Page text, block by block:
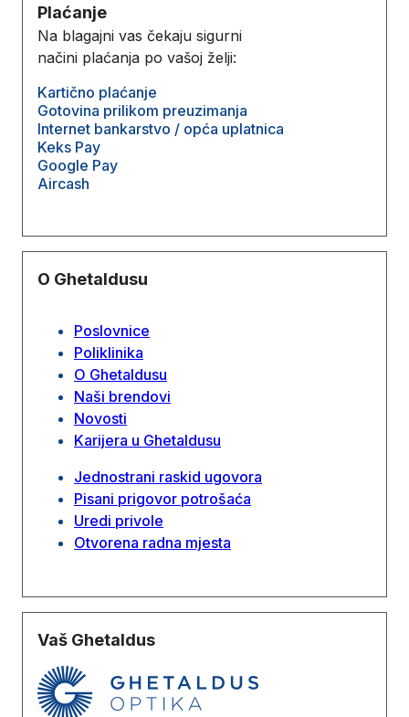
Plaćanje
Na blagajni vas čekaju sigurni
načini plaćanja po vašoj želji:
Kartično plaćanje
Gotovina prilikom preuzimanja
Internet bankarstvo / opća uplatnica
Keks Pay
Google Pay
Aircash
O Ghetaldusu
Poslovnice
Poliklinika
O Ghetaldusu
Naši brendovi
Novosti
Karijera u Ghetaldusu
Jednostrani raskid ugovora
Pisani prigovor potrošaća
Uredi privole
Otvorena radna mjesta
Vaš Ghetaldus